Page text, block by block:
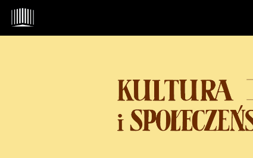
Przejdź do głównego menu
Przejdź do sekcji głównej
Przejdź do stopki
Admin menu